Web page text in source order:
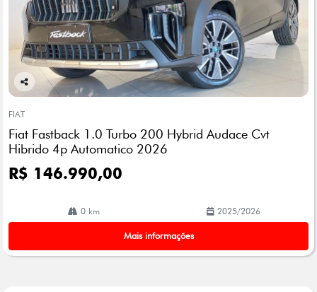
Co
arti
lhe
FIAT
Fiat Fastback 1.0 Turbo 200 Hybrid Audace Cvt
Hibrido 4p Automatico 2026
R$ 146.990,00
0 km 2025/2026
Mais informações